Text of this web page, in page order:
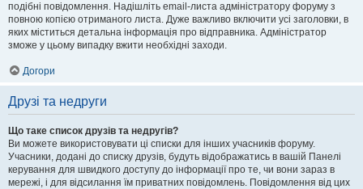
подібні повідомлення. Надішліть email-листа адміністратору форуму з
повною копією отриманого листа. Дуже важливо включити усі заголовки, в
яких міститься детальна інформація про відправника. Адміністратор
зможе у цьому випадку вжити необхідні заходи.
Догори
Друзі та недруги
Що таке список друзів та недругів?
Ви можете використовувати ці списки для інших учасників форуму.
Учасники, додані до списку друзів, будуть відображатись в вашій Панелі
керування для швидкого доступу до інформації про те, чи вони зараз в
мережі, і для відсилання їм приватних повідомлень. Повідомлення від цих